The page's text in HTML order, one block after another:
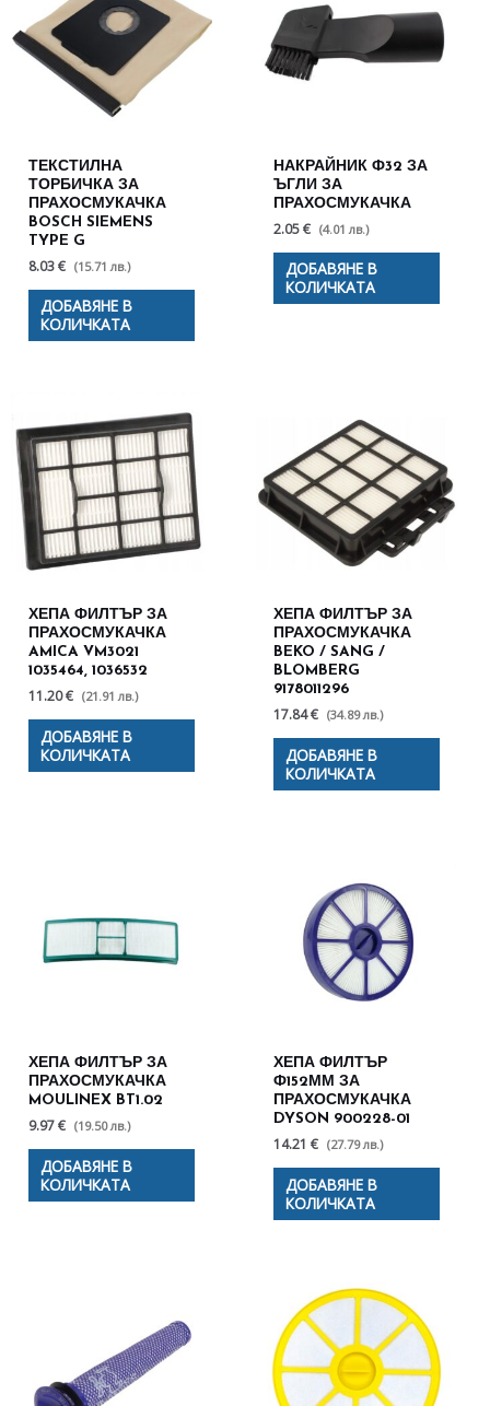
ТЕКСТИЛНА
ТОРБИЧКА ЗА
ПРАХОСМУКАЧКА
BOSCH SIEMENS
TYPE G
8.03 € (15.71 лв.)
ДОБАВЯНЕ В
КОЛИЧКАТА
НАКРАЙНИК Ф32 ЗА
ЪГЛИ ЗА
ПРАХОСМУКАЧКА
2.05 € (4.01 лв.)
ДОБАВЯНЕ В
КОЛИЧКАТА
ХЕПА ФИЛТЪР ЗА
ПРАХОСМУКАЧКА
AMICA VM3021
1035464, 1036532
11.20 € (21.91 лв.)
ДОБАВЯНЕ В
КОЛИЧКАТА
ХЕПА ФИЛТЪР ЗА
ПРАХОСМУКАЧКА
BEKO / SANG /
BLOMBERG
9178011296
17.84 € (34.89 лв.)
ДОБАВЯНЕ В
КОЛИЧКАТА
ХЕПА ФИЛТЪР ЗА
ПРАХОСМУКАЧКА
MOULINEX BT1.02
9.97 € (19.50 лв.)
ДОБАВЯНЕ В
КОЛИЧКАТА
ХЕПА ФИЛТЪР
Ф152ММ ЗА
ПРАХОСМУКАЧКА
DYSON 900228-01
14.21 € (27.79 лв.)
ДОБАВЯНЕ В
КОЛИЧКАТА